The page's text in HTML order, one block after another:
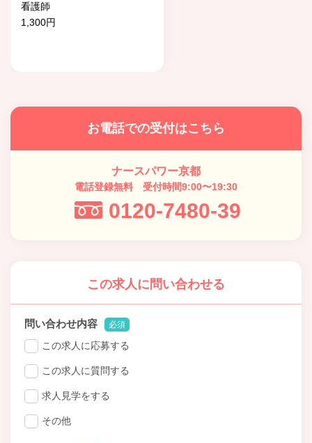
看護師
1,300円
お電話での受付はこちら
ナースパワー京都
電話登録無料 受付時間9:00〜19:30
0120-7480-39
この求人に問い合わせる
問い合わせ内容 必須
この求人に応募する
この求人に質問する
求人見学をする
その他